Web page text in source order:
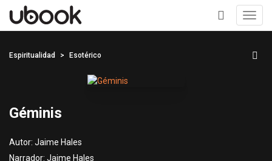
+
Espiritualidad Esotérico
Géminis
Autor: Jaime Hales
Narrador: Jaime Hales